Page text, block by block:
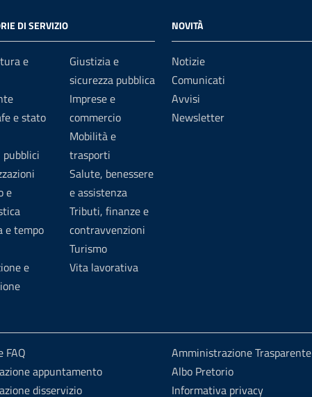
DI SERVIZIO
e
e stato
e
e tempo
e
Giustizia e
sicurezza pubblica
Imprese e
commercio
Mobilità e
trasporti
Salute, benessere
e assistenza
Tributi, finanze e
contravvenzioni
Turismo
Vita lavorativa
NOVITÀ
Notizie
Comunicati
Avvisi
Newsletter
FAQ
appuntamento
disservizio
Amministrazione Trasparente
Albo Pretorio
Informativa privacy